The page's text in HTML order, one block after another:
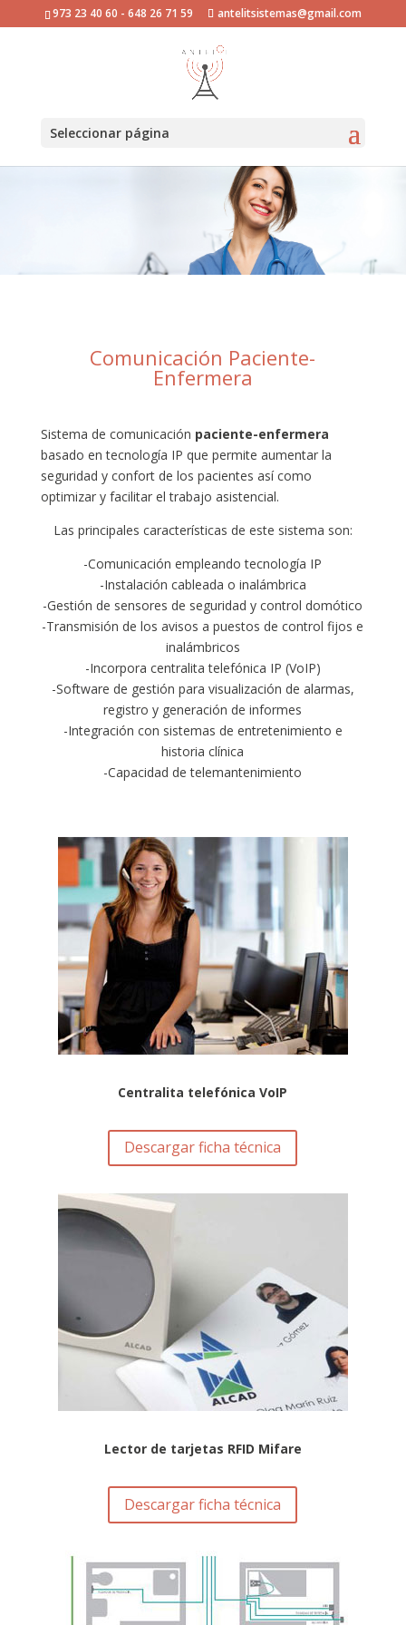
973 23 40 60 - 648 26 71 59 antelitsistemas@gmail.com
Seleccionar página
Comunicación Paciente-
Enfermera
Sistema de comunicación paciente-enfermera
basado en tecnología IP que permite aumentar la
seguridad y confort de los pacientes así como
optimizar y facilitar el trabajo asistencial.
Las principales características de este sistema son:
-Comunicación empleando tecnología IP
-Instalación cableada o inalámbrica
-Gestión de sensores de seguridad y control domótico
-Transmisión de los avisos a puestos de control fijos e
inalámbricos
-Incorpora centralita telefónica IP (VoIP)
-Software de gestión para visualización de alarmas,
registro y generación de informes
-Integración con sistemas de entretenimiento e
historia clínica
-Capacidad de telemantenimiento
Centralita telefónica VoIP
Descargar ficha técnica
Lector de tarjetas RFID Mifare
Descargar ficha técnica